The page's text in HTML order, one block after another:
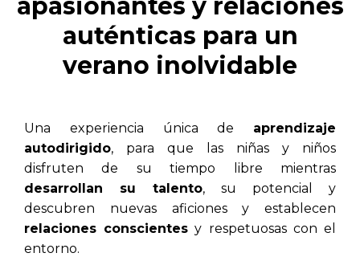
apasionantes y relaciones
auténticas para un
verano inolvidable
Una experiencia única de aprendizaje
autodirigido, para que las niñas y niños
disfruten de su tiempo libre mientras
desarrollan su talento, su potencial y
descubren nuevas aficiones y establecen
relaciones conscientes y respetuosas con el
entorno.